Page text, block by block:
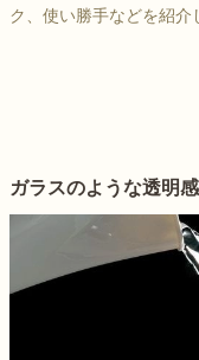
ク、使い勝手などを紹介
ガラスのような透明